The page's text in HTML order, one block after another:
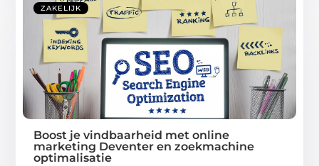
ZAKELIJK
Boost je vindbaarheid met online
marketing Deventer en zoekmachine
optimalisatie